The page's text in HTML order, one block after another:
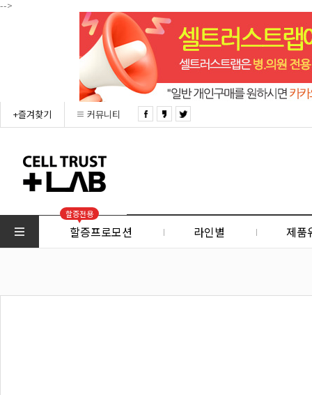
-->
+즐겨찾기 커뮤니티
할증전용
할증프로모션 라인별 제품